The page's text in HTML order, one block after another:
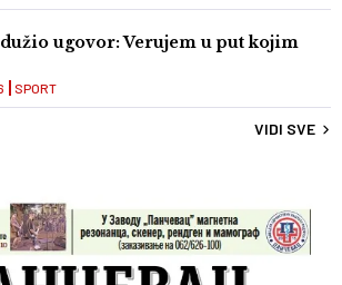
ugovor: Verujem u put kojim
SPORT
VIDI SVE